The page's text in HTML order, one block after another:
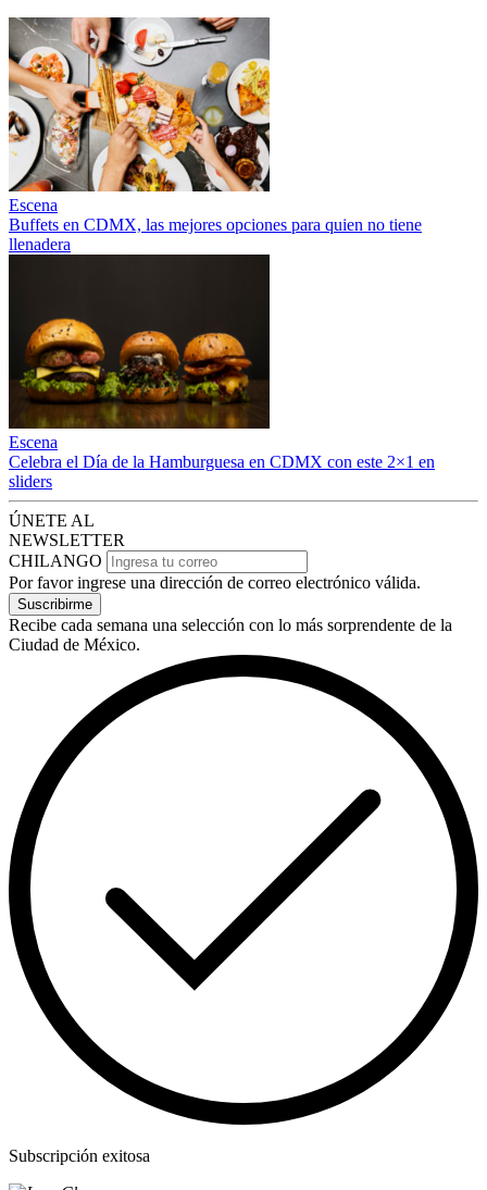
Escena
Buffets en CDMX, las mejores opciones para quien no tiene
llenadera
Escena
Celebra el Día de la Hamburguesa en CDMX con este 2×1 en
sliders
ÚNETE AL
NEWSLETTER
CHILANGO
Por favor ingrese una dirección de correo electrónico válida.
Suscribirme
Recibe cada semana una selección con lo más sorprendente de la
Ciudad de México.
Subscripción exitosa